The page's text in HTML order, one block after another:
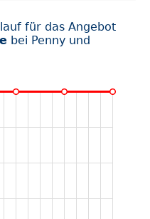
für das Angebot
bei Penny und